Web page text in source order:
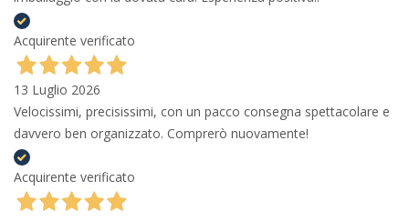
Acquirente verificato
13 Luglio 2026
Velocissimi, precisissimi, con un pacco consegna spettacolare e
davvero ben organizzato. Comprerò nuovamente!
Acquirente verificato